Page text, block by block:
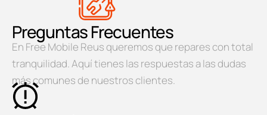
Preguntas Frecuentes
En Free Mobile Reus queremos que repares con total
tranquilidad. Aquí tienes las respuestas a las dudas
más comunes de nuestros clientes.